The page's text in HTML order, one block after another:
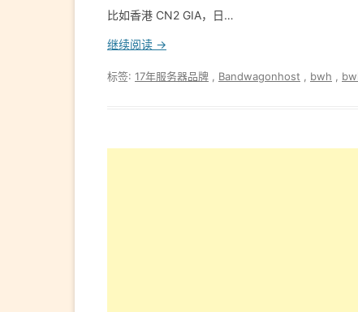
比如香港 CN2 GIA，日…
继续阅读 →
标签: 17年服务器品牌 Bandwagonhost bwh